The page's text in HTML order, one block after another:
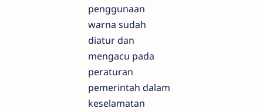
penggunaan
warna sudah
diatur dan
mengacu pada
peraturan
pemerintah dalam
keselamatan